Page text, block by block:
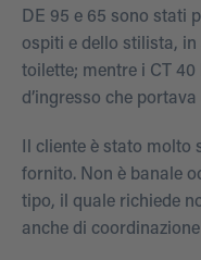
DE 95 e 65 sono stati
ospiti e dello stilista,
toilette; mentre i CT
d’ingresso che portava
Il cliente è stato
fornito. Non è banale
tipo, il quale richiede
anche di